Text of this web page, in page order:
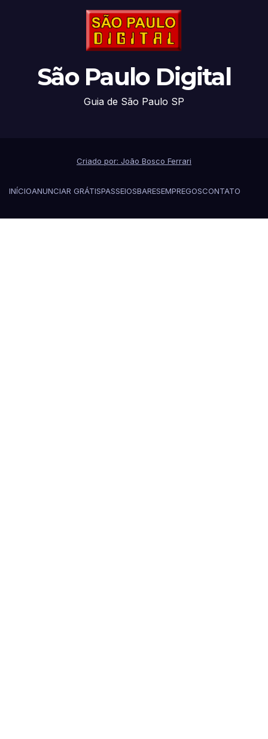
São Paulo Digital
Guia de São Paulo SP
Criado por: João Bosco Ferrari
INÍCIOANUNCIAR GRÁTISPASSEIOSBARESEMPREGOSCONTATO